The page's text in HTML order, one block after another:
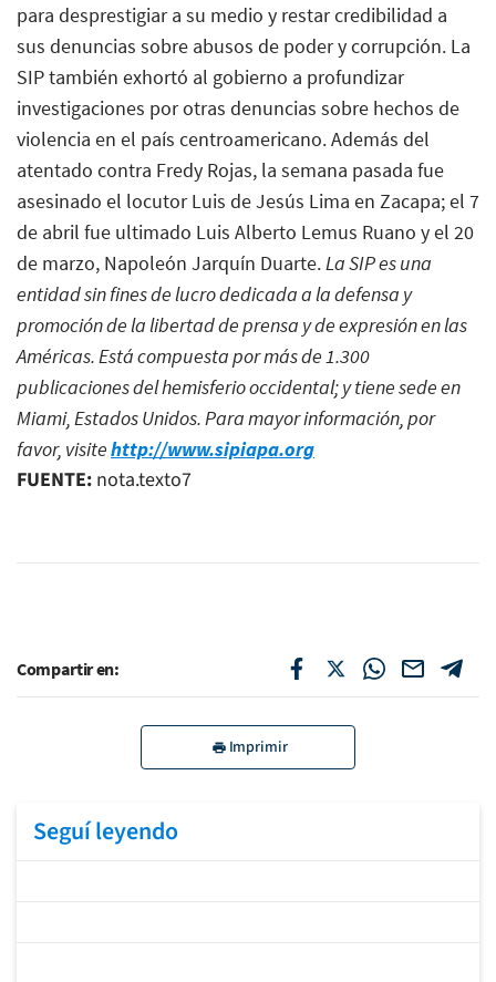
para desprestigiar a su medio y restar credibilidad a
sus denuncias sobre abusos de poder y corrupción. La
SIP también exhortó al gobierno a profundizar
investigaciones por otras denuncias sobre hechos de
violencia en el país centroamericano. Además del
atentado contra Fredy Rojas, la semana pasada fue
asesinado el locutor Luis de Jesús Lima en Zacapa; el 7
de abril fue ultimado Luis Alberto Lemus Ruano y el 20
de marzo, Napoleón Jarquín Duarte.La SIP es una
entidad sin fines de lucro dedicada a la defensa y
promoción de la libertad de prensa y de expresión en las
Américas. Está compuesta por más de 1.300
publicaciones del hemisferio occidental; y tiene sede en
Miami, Estados Unidos. Para mayor información, por
favor, visitehttp://www.sipiapa.org
FUENTE: nota.texto7
Compartir en:
Imprimir
Seguí leyendo